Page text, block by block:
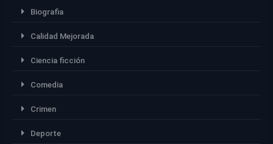
Biografia
Calidad Mejorada
Ciencia ficción
Comedia
Crimen
Deporte